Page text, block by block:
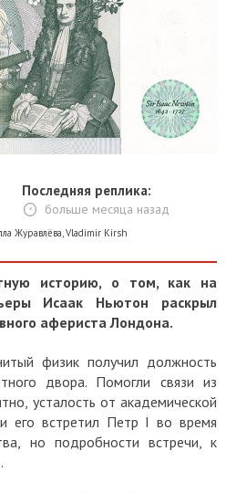
Последняя реплика:
больше месяца назад
Журавлёва Vladimir Kirsh
историю, о том, как на
Исаак Ньютон раскрыл
афериста Лондона.
физик получил должность
двора. Помогли связи из
усталость от академической
его встретил Петр I во время
но подробности встречи, к